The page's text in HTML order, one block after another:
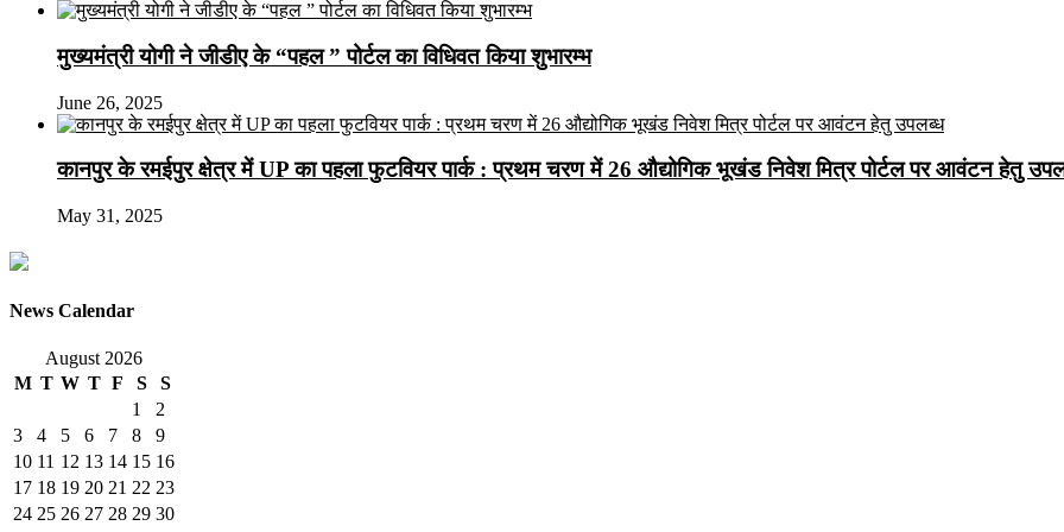
मुख्यमंत्री योगी ने जीडीए के “पहल ” पोर्टल का विधिवत किया शुभारम्भ
June 26, 2025
कानपुर के रमईपुर क्षेत्र में UP का पहला फुटवियर पार्क : प्रथम चरण में 26 औद्योगिक भूखंड निवेश मित्र पोर्टल पर आवंटन हेतु
May 31, 2025
News Calendar
August 2026
M T W T F S
S
1
2
3
4 5 6 7 8
9
10 11 12 13 14 15 16
17 18 19 20 21 22 23
24 25 26 27 28 29 30